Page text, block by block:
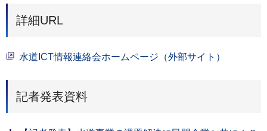
詳細URL
水道ICT情報連絡会ホームページ（外部サイト）
記者発表資料